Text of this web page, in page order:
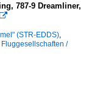
787-9 Dreamliner,

(STR-EDDS),
Fluggesellschaften /